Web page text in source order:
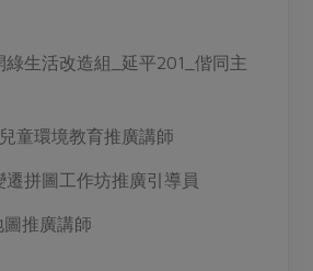
綠生活改造組_延平201_偕同主
童環境教育推廣講師
遷拼圖工作坊推廣引導員
推廣講師